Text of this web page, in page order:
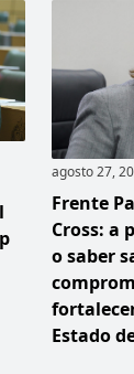
agosto 27,
Frente
Cross: a
o saber
Estado